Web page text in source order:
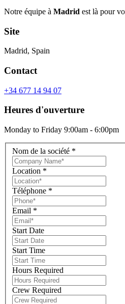
Notre équipe à Madrid est là pour
Site
Madrid, Spain
Contact
+34 677 14 94 07
Heures d'ouverture
Monday to Friday 9:00am - 6:00pm
Nom de la société *
Location *
Téléphone *
Email *
Start Date
Start Time
Hours Required
Crew Required